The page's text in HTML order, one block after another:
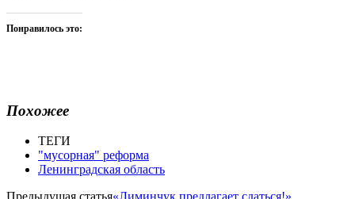
Понравилось это:
Похожее
ТЕГИ
"мусорная" реформа
Ленинградская область